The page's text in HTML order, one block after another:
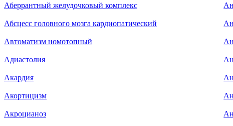
Аберрантный желудочковый комплекс
Абсцесс головного мозга кардиопатический
Автоматизм номотопный
Адиастолия
Акардия
Акортицизм
Акроцианоз